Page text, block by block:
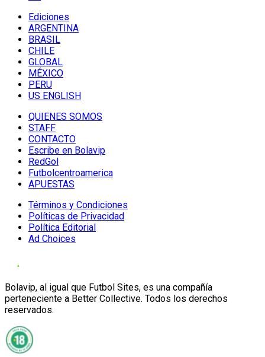
Ediciones
ARGENTINA
BRASIL
CHILE
GLOBAL
MÉXICO
PERU
US ENGLISH
QUIENES SOMOS
STAFF
CONTACTO
Escribe en Bolavip
RedGol
Futbolcentroamerica
APUESTAS
Términos y Condiciones
Políticas de Privacidad
Política Editorial
Ad Choices
Bolavip, al igual que Futbol Sites, es una compañía
perteneciente a Better Collective. Todos los derechos
reservados.